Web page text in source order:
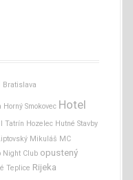
Bratislava
Horný Smokovec Hotel
Tatrín Hozelec Hutné Stavby
Mikuláš MC
Night Club opustený
Teplice Rijeka